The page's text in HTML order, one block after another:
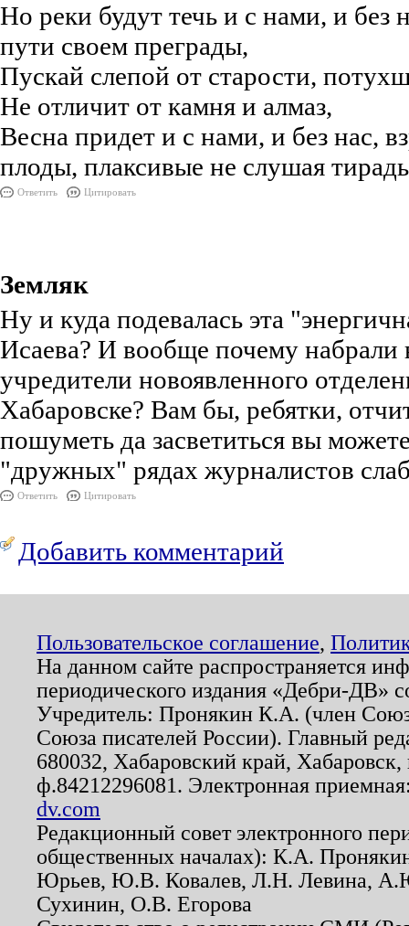
Но реки будут течь и с нами, и без
пути своем преграды,
Пускай слепой от старости,
Не отличит от камня и алмаз,
Весна придет и с нами, и без нас,
плоды, плаксивые не слушая
Ответить Цитировать
Земляк
Ну и куда подевалась эта
Исаева? И вообще почему набрали
учредители новоявленного
Хабаровске? Вам бы, ребятки,
пошуметь да засветиться вы
"дружных" рядах журналистов
Ответить Цитировать
Добавить комментарий
Пользовательское соглашение,
На данном сайте распространяется
периодического издания «Дебри-ДВ»
Учредитель: Пронякин К.А. (член
Союза писателей России). Главный
680032, Хабаровский край,
ф.84212296081. Электронная
dv.com
Редакционный совет электронного
общественных началах): К.А.
Юрьев, Ю.В. Ковалев, Л.Н. Левина,
Сухинин, О.В. Егорова